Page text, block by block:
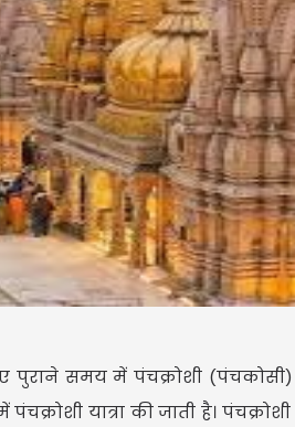
पुराने समय में पंचक्रोशी (पंचकोसी)
यात्रा की जाती है।